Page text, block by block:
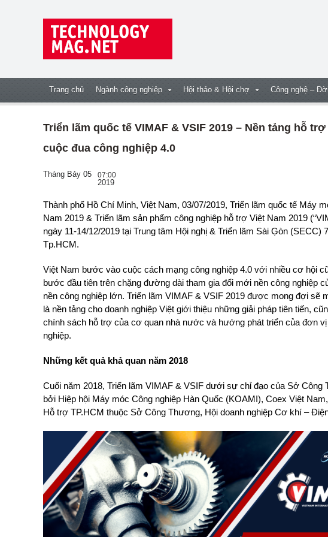
Trang chủ Ngành công nghiệp Hội thảo & Hội chợ Công nghệ –
Triển lãm quốc tế VIMAF & VSIF 2019 – Nền tảng hỗ
cuộc đua công nghiệp 4.0
Tháng Bảy 05 07:00
2019
Thành phố Hồ Chí Minh, Việt Nam, 03/07/2019, Triển lãm quốc tế Máy móc – Thiết bị công nghiệp tại Việt
Nam 2019 & Triển lãm sản phẩm công nghiệp hỗ trợ Việt Nam 2019
ngày 11-14/12/2019 tại Trung tâm Hội nghị & Triển lãm Sài G̣òn (SECC)
Tp.HCM.
Việt Nam bước vào cuộc cách mạng công nghiệp 4.0 với nhiều cơ hội
bước đầu tiên trên chặng đường dài tham gia đổi mới nền công nghiệp
nền công nghiệp lớn. Triển lãm VIMAF & VSIF 2019 được mong đợi sẽ
là nền tảng cho doanh nghiệp Việt giới thiệu những giải pháp tiên tiến,
chính sách hỗ trợ của cơ quan nhà nước và hướng phát triển của đơn vị
nghiệp.
Những kết quả khả quan năm 2018
Cuối năm 2018, Triển lãm VIMAF & VSIF dưới sự chỉ đạo của Sở
bởi Hiệp hội Máy móc Công nghiệp Hàn Quốc (KOAMI), Coex Việt
Hỗ trợ TP.HCM thuộc Sở Công Thương, Hội doanh nghiệp Cơ khí –